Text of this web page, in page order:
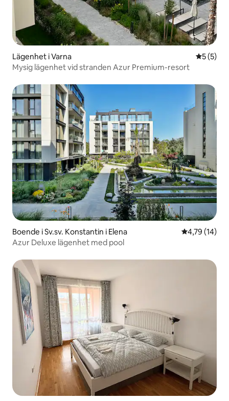
Lägenhet i Varna 5 av 5 i
5 (5)
Mysig lägenhet vid stranden Azur Premium-resort
Boende i Sv.sv. Konstantin i Elena 4,79 av 5 i
4,79 (14)
Azur Deluxe lägenhet med pool